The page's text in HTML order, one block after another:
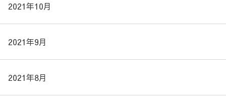
2021年10月
2021年9月
2021年8月